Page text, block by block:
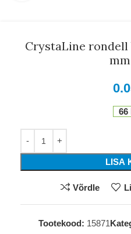
CrystaLine rondell
66
LISA
Võrdle
Tootekood: 15871